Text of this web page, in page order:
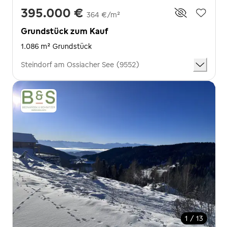
395.000 € 364 €/m²
Grundstück zum Kauf
1.086 m² Grundstück
Steindorf am Ossiacher See (9552)
1 / 13